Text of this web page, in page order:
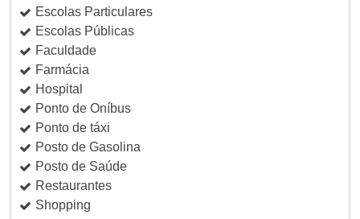
Escolas Particulares
Escolas Públicas
Faculdade
Farmácia
Hospital
Ponto de Oníbus
Ponto de táxi
Posto de Gasolina
Posto de Saúde
Restaurantes
Shopping